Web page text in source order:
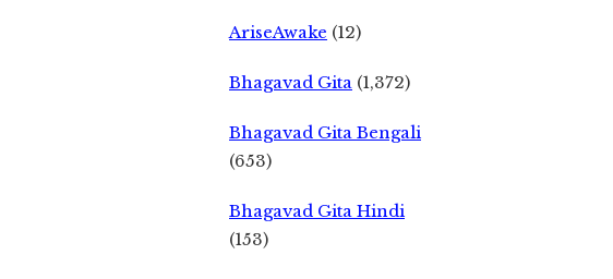
AriseAwake (12)
Bhagavad Gita (1,372)
Bhagavad Gita Bengali
(653)
Bhagavad Gita Hindi
(153)